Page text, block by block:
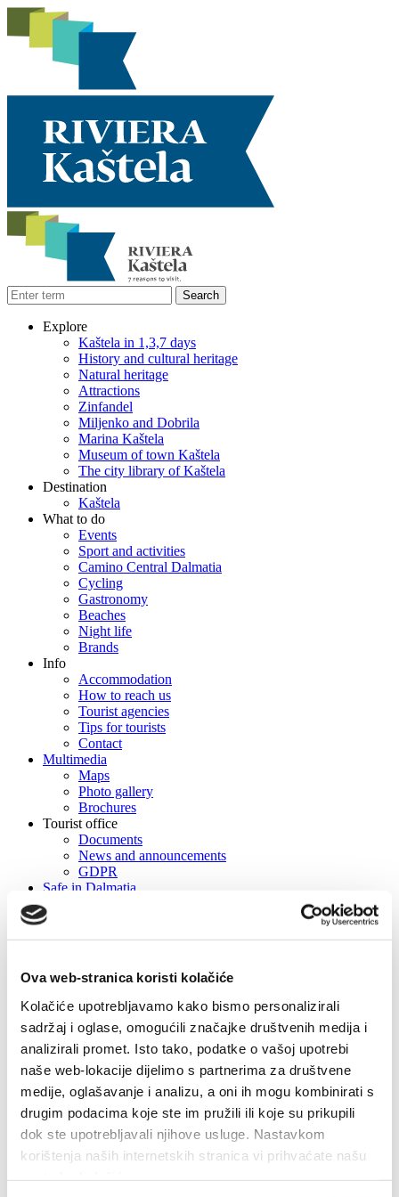
Ova web-stranica koristi kolačiće
Kolačiće upotrebljavamo kako bismo personalizirali
sadržaj i oglase, omogućili značajke društvenih medija i
analizirali promet. Isto tako, podatke o vašoj upotrebi
naše web-lokacije dijelimo s partnerima za društvene
medije, oglašavanje i analizu, a oni ih mogu kombinirati s
drugim podacima koje ste im pružili ili koje su prikupili
dok ste upotrebljavali njihove usluge. Nastavkom
korištenja naših internetskih stranica vi prihvaćate našu
Explore
Kaštela in 1,3,7 days
History and cultural heritage
Natural heritage
Attractions
Zinfandel
Miljenko and Dobrila
Marina Kaštela
Museum of town Kaštela
The city library of Kaštela
Destination
Kaštela
What to do
Events
Sport and activities
Camino Central Dalmatia
Cycling
Gastronomy
Beaches
Night life
Brands
Info
Accommodation
How to reach us
Tourist agencies
Tips for tourists
Contact
Multimedia
Maps
Photo gallery
Brochures
Tourist office
Documents
News and announcements
GDPR
Safe in Dalmatia
en
fr
cs
hu
sl
es
en
hr
en
it
fr